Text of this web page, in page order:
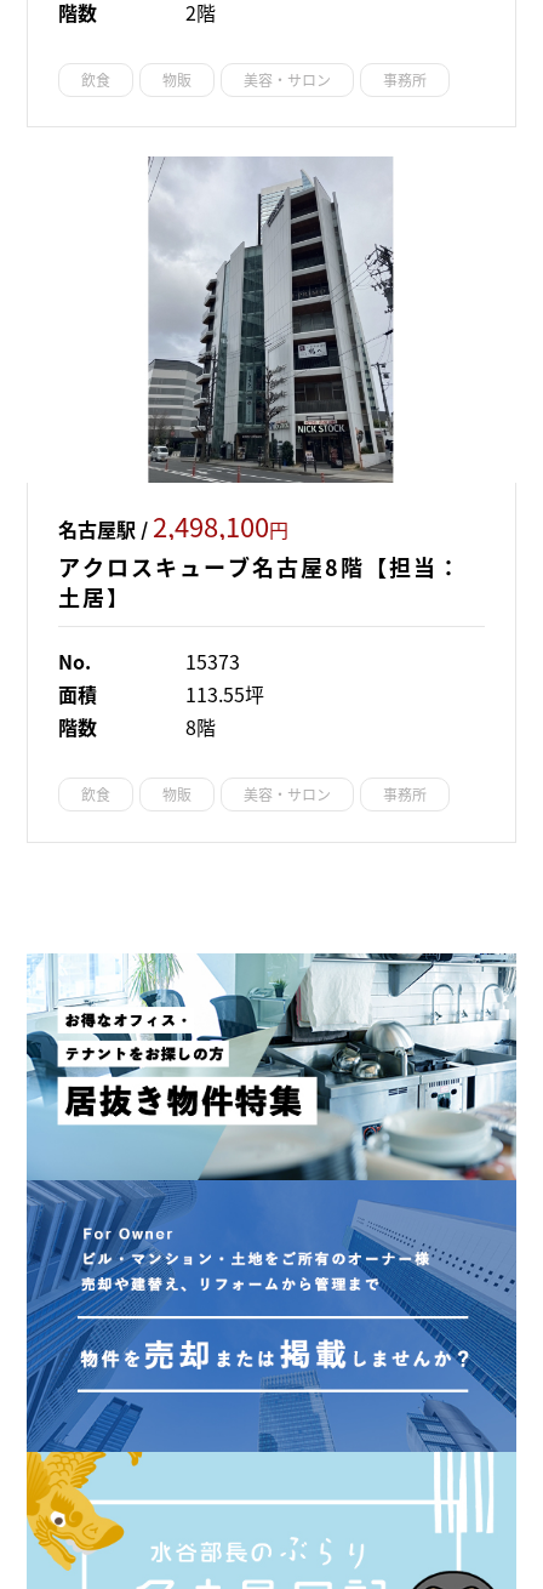
階数 2階
飲食 物販 美容・サロン 事務所
名古屋駅 / 2,498,100円
アクロスキューブ名古屋8階【担当：
土居】
No.
15373
面積
113.55坪
階数
8階
飲食 物販 美容・サロン 事務所